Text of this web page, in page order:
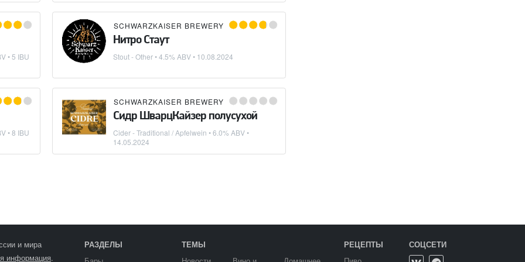
• 5 IBU
SCHWARZKAISER BREWERY
Нитро Стаут
Stout - Other• 4.5% ABV • 10.08.2024
• 8 IBU
SCHWARZKAISER BREWERY
Сидр ШварцКайзер полусухой
Cider - Traditional / Apfelwein • 6.0% ABV •
14.05.2024
и мира
информация.
РАЗДЕЛЫ ТЕМЫ РЕЦЕПТЫ СОЦСЕТИ